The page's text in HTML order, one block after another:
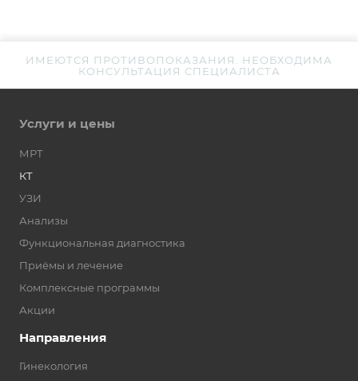
ИМЕЮТСЯ ПРОТИВОПОКАЗАНИЯ. НЕОБХОДИМА
КОНСУЛЬТАЦИЯ СПЕЦИАЛИСТА
Услуги и цены
МРТ
КТ
УЗИ
Анализы
Функциональная диагностика
Приёмы и лечение
Комплексные программы
Акции
Направления
Гинекология